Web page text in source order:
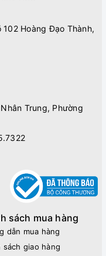
Hoàng Đạo Thành,
Trung, Phường
sách mua hàng
dẫn mua hàng
sách giao hàng